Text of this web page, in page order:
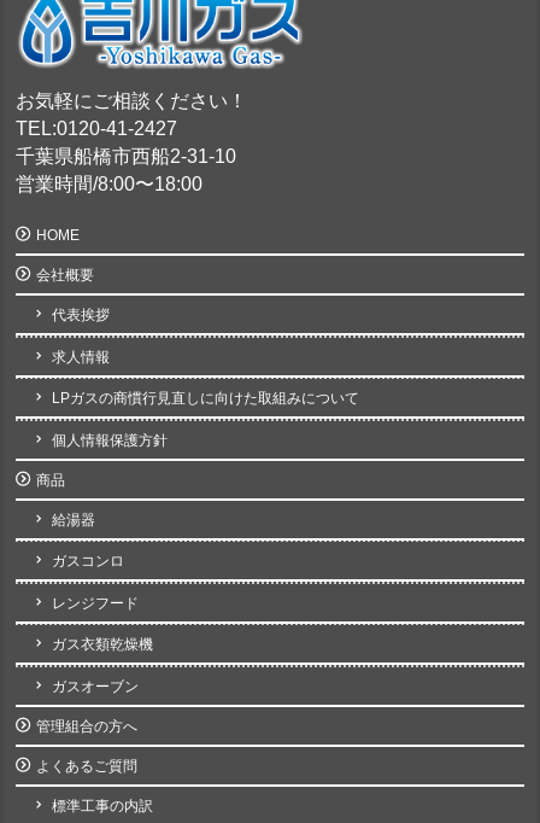
お気軽にご相談ください！
TEL:0120-41-2427
千葉県船橋市西船2-31-10
営業時間/8:00〜18:00
HOME
会社概要
代表挨拶
求人情報
LPガスの商慣行見直しに向けた取組みについて
個人情報保護方針
商品
給湯器
ガスコンロ
レンジフード
ガス衣類乾燥機
ガスオーブン
管理組合の方へ
よくあるご質問
標準工事の内訳